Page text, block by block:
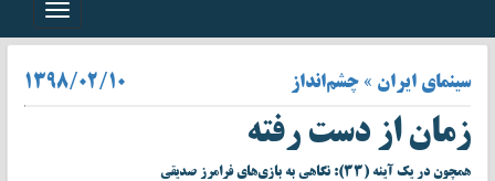
Toggle
سینمای ایران » چشم‌انداز ۱۳۹۸/۰۲/۱۰
زمان از دست رفته
همچون در یک آینه (۳۳): نگاهی به بازی‌های فرامرز صدیقی